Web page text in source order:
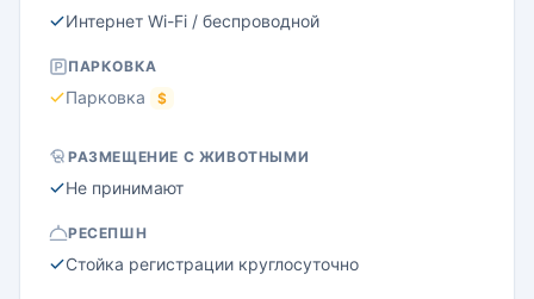
Интернет Wi-Fi / беспроводной
ПАРКОВКА
Парковка $
РАЗМЕЩЕНИЕ С ЖИВОТНЫМИ
Не принимают
РЕСЕПШН
Стойка регистрации круглосуточно